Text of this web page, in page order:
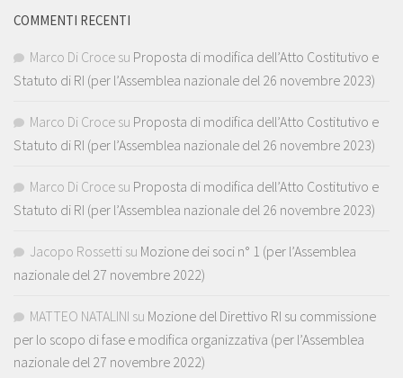
COMMENTI RECENTI
Marco Di Croce su Proposta di modifica dell’Atto Costitutivo e
Statuto di RI (per l’Assemblea nazionale del 26 novembre 2023)
Marco Di Croce su Proposta di modifica dell’Atto Costitutivo e
Statuto di RI (per l’Assemblea nazionale del 26 novembre 2023)
Marco Di Croce su Proposta di modifica dell’Atto Costitutivo e
Statuto di RI (per l’Assemblea nazionale del 26 novembre 2023)
Jacopo Rossetti su Mozione dei soci n° 1 (per l’Assemblea
nazionale del 27 novembre 2022)
MATTEO NATALINI su Mozione del Direttivo RI su commissione
per lo scopo di fase e modifica organizzativa (per l’Assemblea
nazionale del 27 novembre 2022)